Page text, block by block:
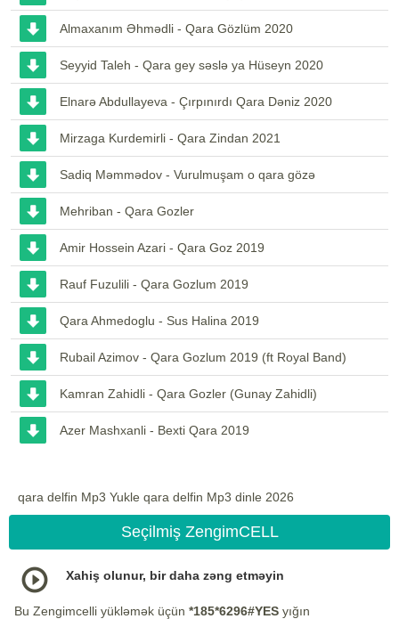
Almaxanım Əhmədli - Qara Gözlüm 2020
Seyyid Taleh - Qara gey səslə ya Hüseyn 2020
Elnarə Abdullayeva - Çırpınırdı Qara Dəniz 2020
Mirzaga Kurdemirli - Qara Zindan 2021
Sadiq Məmmədov - Vurulmuşam o qara gözə
Mehriban - Qara Gozler
Amir Hossein Azari - Qara Goz 2019
Rauf Fuzulili - Qara Gozlum 2019
Qara Ahmedoglu - Sus Halina 2019
Rubail Azimov - Qara Gozlum 2019 (ft Royal Band)
Kamran Zahidli - Qara Gozler (Gunay Zahidli)
Azer Mashxanli - Bexti Qara 2019
qara delfin Mp3 Yukle qara delfin Mp3 dinle 2026
Seçilmiş ZengimCELL
Xahiş olunur, bir daha zəng etməyin
Bu Zengimcelli yükləmək üçün *185*6296#YES yığın